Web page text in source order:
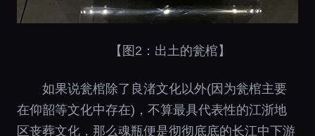
【图2：出土的瓮棺】
如果说瓮棺除了良渚文化以外(因为瓮棺主要
在仰韶等文化中存在)，不算最具代表性的江浙地
区丧葬文化，那么魂瓶便是彻彻底底的长江中下游